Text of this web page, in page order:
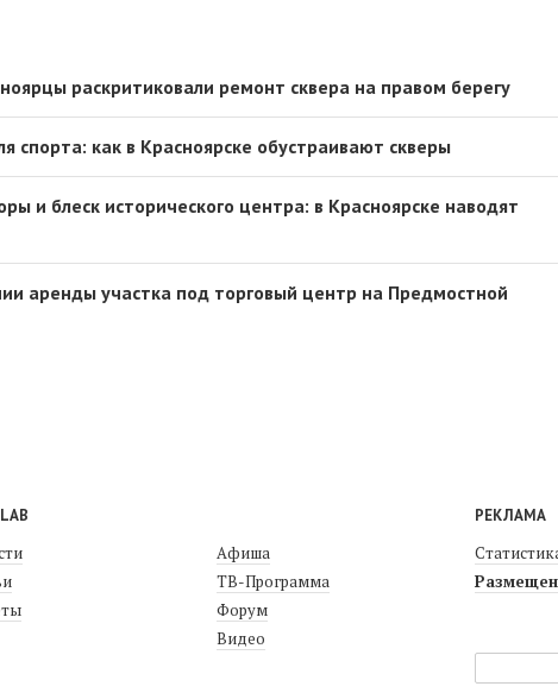
раскритиковали ремонт сквера на правом берегу
спорта: как в Красноярске обустраивают скверы
и блеск исторического центра: в Красноярске наводят
аренды участка под торговый центр на Предмостной
Афиша
ТВ-Программа
Форум
Видео
РЕКЛАМА